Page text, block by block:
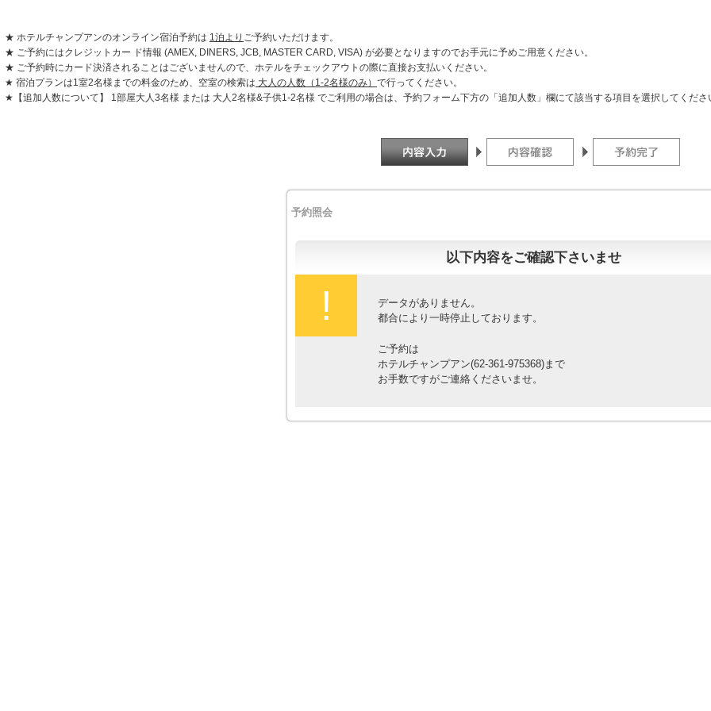
★ ホテルチャンプアンのオンライン宿泊予約は 1泊より ご予約いただけます。
★ ご予約にはクレジットカー ド情報 (AMEX, DINERS, JCB, MASTER CARD, VISA) が必要となりますのでお手元に予めご用意ください。
★ ご予約時にカード決済されることはございませんので、ホテルをチェックアウトの際に直接お支払いください。
★ 宿泊プランは1室2名様までの料金のため、空室の検索は 大人の人数（1-2名様のみ） で行ってください。
★【追加人数について】 1部屋大人3名様 または 大人2名様&子供1-2名様 でご利用の場合は、予約フォーム下方の「追加人数」欄にて該当する項目を選択してくださ
予約照会
以下内容をご確認下さいませ
!
データがありません。
都合により一時停止しております。
ご予約は
ホテルチャンプアン(62-361-975368)まで
お手数ですがご連絡くださいませ。